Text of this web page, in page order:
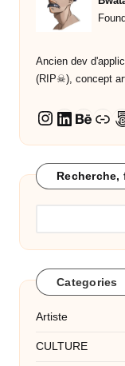
Ancien dev
(RIP☠︎︎), concept
Instagram
LinkedIn
Categories
Artiste
CULTURE